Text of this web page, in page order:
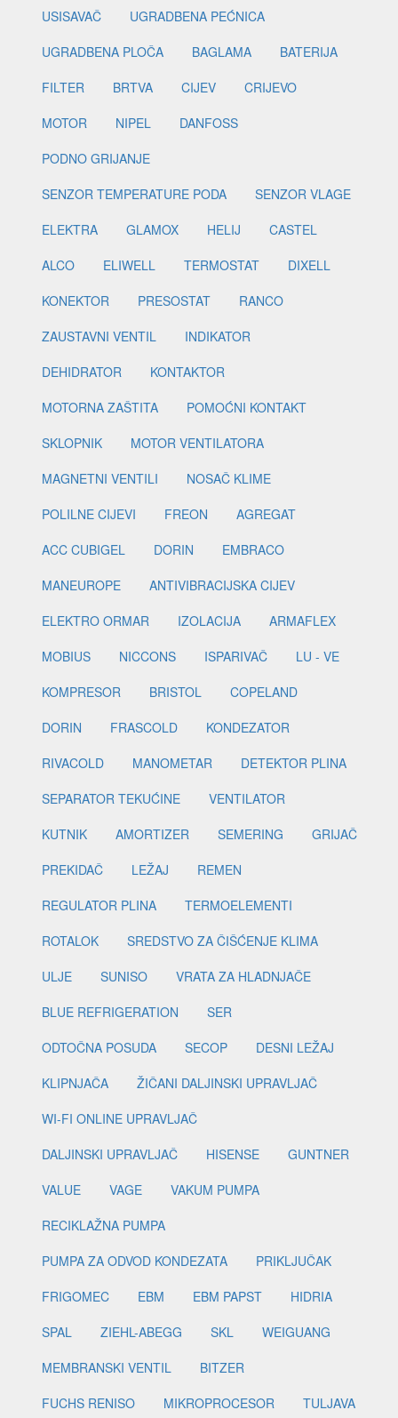
USISAVAČ
UGRADBENA PEĆNICA
UGRADBENA PLOČA
BAGLAMA
BATERIJA
FILTER
BRTVA CIJEV
CRIJEVO
MOTOR
NIPEL
DANFOSS
PODNO GRIJANJE
SENZOR TEMPERATURE PODA
SENZOR VLAGE
ELEKTRA
GLAMOX HELIJ
CASTEL
ALCO
ELIWELL TERMOSTAT
DIXELL
KONEKTOR
PRESOSTAT
RANCO
ZAUSTAVNI VENTIL
INDIKATOR
DEHIDRATOR
KONTAKTOR
MOTORNA ZAŠTITA
POMOĆNI KONTAKT
SKLOPNIK
MOTOR VENTILATORA
MAGNETNI VENTILI
NOSAČ KLIME
POLILNE CIJEVI
FREON
AGREGAT
ACC CUBIGEL
DORIN
EMBRACO
MANEUROPE
ANTIVIBRACIJSKA CIJEV
ELEKTRO ORMAR
IZOLACIJA
ARMAFLEX
MOBIUS
NICCONS ISPARIVAČ
LU - VE
KOMPRESOR
BRISTOL
COPELAND
DORIN
FRASCOLD
KONDEZATOR
RIVACOLD
MANOMETAR
DETEKTOR PLINA
SEPARATOR TEKUĆINE
VENTILATOR
KUTNIK
AMORTIZER SEMERING
GRIJAČ
PREKIDAČ
LEŽAJ
REMEN
REGULATOR PLINA
TERMOELEMENTI
ROTALOK
SREDSTVO ZA ČIŠĆENJE KLIMA
ULJE
SUNISO
VRATA ZA HLADNJAČE
BLUE REFRIGERATION
SER
ODTOČNA POSUDA
SECOP
DESNI LEŽAJ
KLIPNJAČA
ŽIČANI DALJINSKI UPRAVLJAČ
WI-FI ONLINE UPRAVLJAČ
DALJINSKI UPRAVLJAČ
HISENSE
GUNTNER
VALUE
VAGE
VAKUM PUMPA
RECIKLAŽNA PUMPA
PUMPA ZA ODVOD KONDEZATA
PRIKLJUČAK
FRIGOMEC
EBM EBM PAPST
HIDRIA
SPAL
ZIEHL-ABEGG SKL
WEIGUANG
MEMBRANSKI VENTIL
BITZER
FUCHS RENISO
MIKROPROCESOR TULJAVA